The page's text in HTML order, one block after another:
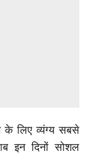
के लिए व्यंग्य सबसे
इन दिनों सोशल